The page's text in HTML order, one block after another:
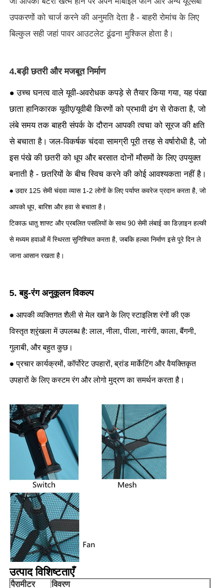
उपकरणों को चार्ज करने की अनुमति देता है - बाहरी रोमांच के लिए
बिल्कुल सही जहां पावर आउटलेट ढूंढना मुश्किल होता है।
4.बड़ी छतरी और मजबूत निर्माण
● उच्च घनत्व वाले यूवी-अवरोधक कपड़े से तैयार किया गया, यह पंखा
छाता हानिकारक यूवीए/यूवीबी किरणों को प्रभावी ढंग से रोकता है, जो
लंबे समय तक बाहरी संपर्क के दौरान आपकी त्वचा को सूरज की क्षति
से बचाता है। जल-विकर्षक चंदवा सामग्री पूरी तरह से वर्षारोधी है, जो
इस पंखे की छतरी को धूप और बरसात दोनों मौसमों के लिए उपयुक्त
बनाती है - छतरियों के बीच स्विच करने की कोई आवश्यकता नहीं है।
● उदार 125 सेमी चंदवा व्यास 1-2 लोगों के लिए पर्याप्त कवरेज प्रदान करता है, जो
आपको धूप, बारिश और हवा से बचाता है।
टिकाऊ धातु शाफ्ट और प्रबलित पसलियों के साथ 90 सेमी लंबाई का डिज़ाइन हल्की
से मध्यम हवाओं में स्थिरता सुनिश्चित करता है, जबकि हल्का निर्माण इसे पूरे दिन ले
जाना आसान रखता है।
5. बहु-रंग अनुकूलन विकल्प
● आपकी व्यक्तिगत शैली से मेल खाने के लिए स्टाइलिश रंगों की एक
विस्तृत श्रृंखला में उपलब्ध है: लाल, नीला, पीला, नारंगी, काला, बैंगनी,
गुलाबी, और बहुत कुछ।
● प्रचार कार्यक्रमों, कॉर्पोरेट उपहारों, ब्रांड मार्केटिंग और वैयक्तिकृत
उपहारों के लिए कस्टम रंग और लोगो मुद्रण का समर्थन करता है।
उत्पाद विशिष्टताएँ
पैरामीटर विवरण